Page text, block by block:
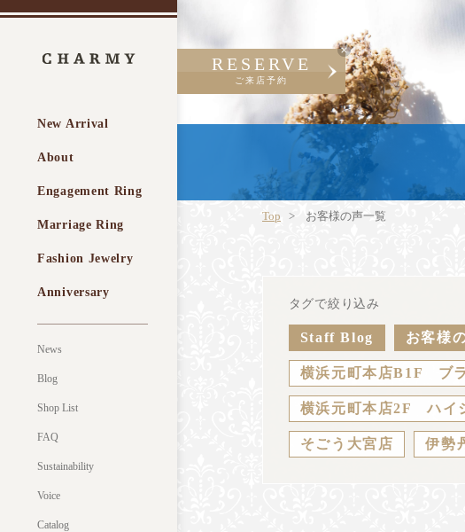
New Arrival
About
Engagement Ring
Marriage Ring
Fashion Jewelry
Anniversary
News
Blog
Shop List
FAQ
Sustainability
Voice
Catalog
RESERVE
ご来店予約
Top お客様の声一覧
タグで絞り込み
Staff Blog お客様
横浜元町本店B1F ブ
横浜元町本店2F ハイ
そごう大宮店 伊勢